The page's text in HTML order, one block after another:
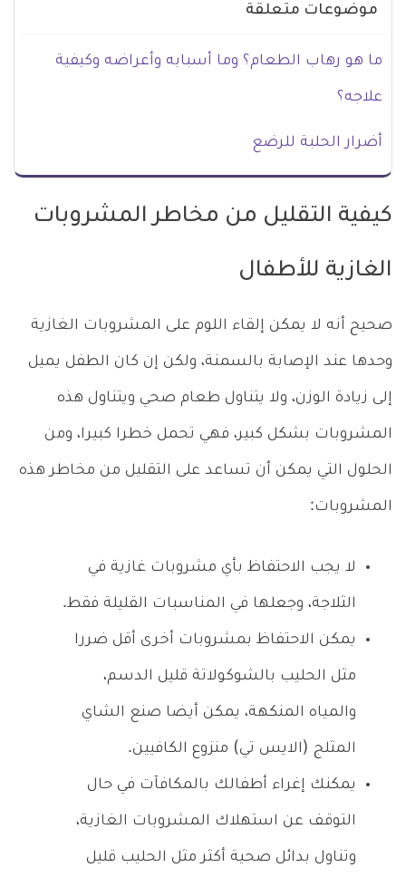
موضوعات متعلقة
ما هو رهاب الطعام؟ وما أسبابه وأعراضه وكيفية
علاجه؟
أضرار الحلبة للرضع
كيفية التقليل من مخاطر المشروبات
الغازية للأطفال
صحيح أنه لا يمكن إلقاء اللوم على المشروبات الغازية
وحدها عند الإصابة بالسمنة، ولكن إن كان الطفل يميل
إلى زيادة الوزن، ولا يتناول طعام صحي ويتناول هذه
المشروبات بشكل كبير، فهي تحمل خطرا كبيرا، ومن
الحلول التي يمكن أن تساعد على التقليل من مخاطر هذه
المشروبات:
لا يجب الاحتفاظ بأي مشروبات غازية في
الثلاجة، وجعلها في المناسبات القليلة فقط.
يمكن الاحتفاظ بمشروبات أخرى أقل ضررا
مثل الحليب بالشوكولاتة قليل الدسم،
والمياه المنكهة، يمكن أيضا صنع الشاي
المثلج (الايس تي) منزوع الكافيين.
يمكنك إغراء أطفالك بالمكافآت في حال
التوقف عن استهلاك المشروبات الغازية،
وتناول بدائل صحية أكثر مثل الحليب قليل